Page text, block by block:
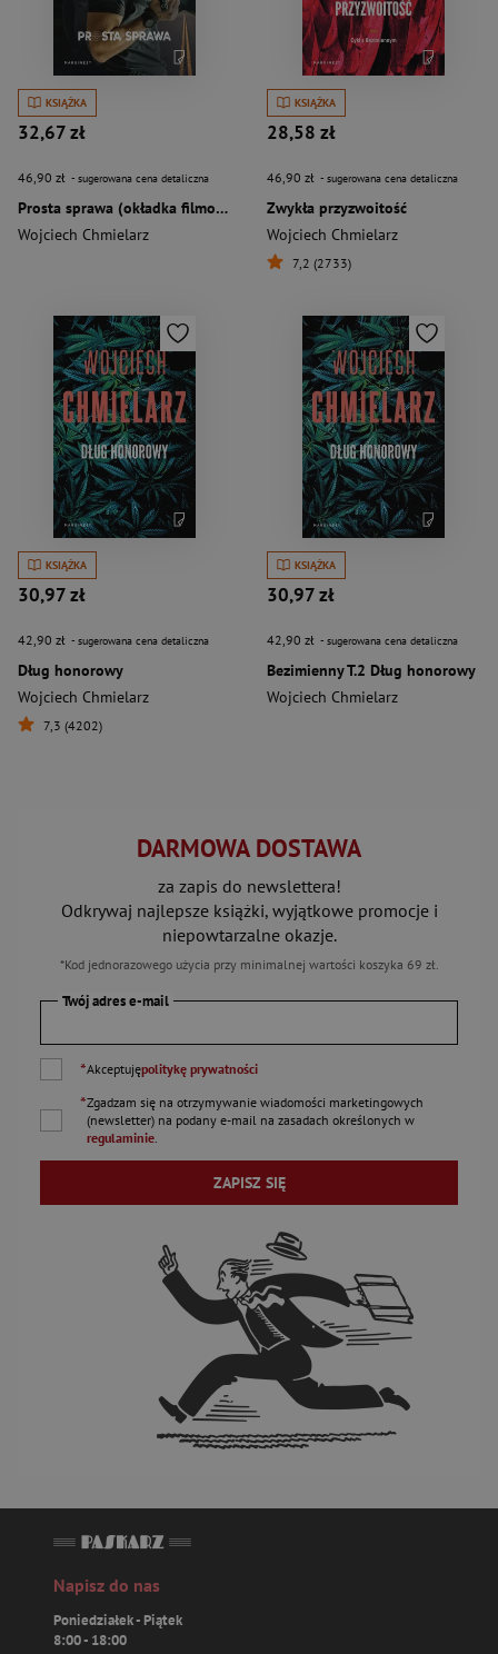
KSIĄŻKA
32,67 zł
46,90 zł - sugerowana cena detaliczna
Prosta sprawa (okładka filmowa)
Wojciech Chmielarz
KSIĄŻKA
28,58 zł
46,90 zł - sugerowana cena detaliczna
Zwykła przyzwoitość
Wojciech Chmielarz
7,2 (2733)
KSIĄŻKA
30,97 zł
42,90 zł - sugerowana cena detaliczna
Dług honorowy
Wojciech Chmielarz
7,3 (4202)
KSIĄŻKA
30,97 zł
42,90 zł - sugerowana cena detaliczna
Bezimienny T.2 Dług honorowy
Wojciech Chmielarz
DARMOWA DOSTAWA
za zapis do newslettera!
Odkrywaj najlepsze książki, wyjątkowe promocje i
niepowtarzalne okazje.
*Kod jednorazowego użycia przy minimalnej wartości koszyka 69 zł.
Twój adres e-mail
*Akceptujępolitykę prywatności
*Zgadzam się na otrzymywanie wiadomości marketingowych
(newsletter) na podany e-mail na zasadach określonych w
regulaminie.
ZAPISZ SIĘ
Napisz do nas
Poniedziałek - Piątek
8:00 - 18:00